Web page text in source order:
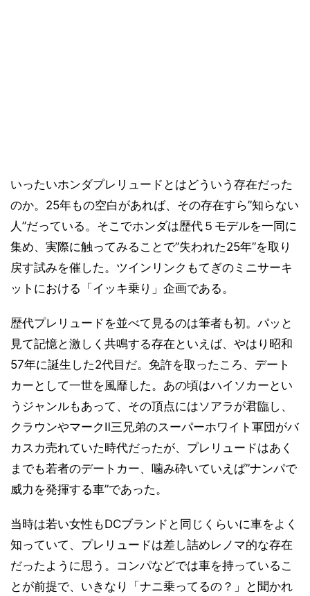
いったいホンダプレリュードとはどういう存在だった
のか。25年もの空白があれば、その存在すら”知らない
人”だっている。そこでホンダは歴代５モデルを一同に
集め、実際に触ってみることで”失われた25年”を取り
戻す試みを催した。ツインリンクもてぎのミニサーキ
ットにおける「イッキ乗り」企画である。
歴代プレリュードを並べて見るのは筆者も初。パッと
見て記憶と激しく共鳴する存在といえば、やはり昭和
57年に誕生した2代目だ。免許を取ったころ、デート
カーとして一世を風靡した。あの頃はハイソカーとい
うジャンルもあって、その頂点にはソアラが君臨し、
クラウンやマークⅡ三兄弟のスーパーホワイト軍団がバ
カスカ売れていた時代だったが、プレリュードはあく
までも若者のデートカー、噛み砕いていえば”ナンパで
威力を発揮する車”であった。
当時は若い女性もDCブランドと同じくらいに車をよく
知っていて、プレリュードは差し詰めレノマ的な存在
だったように思う。コンパなどでは車を持っているこ
とが前提で、いきなり「ナニ乗ってるの？」と聞かれ